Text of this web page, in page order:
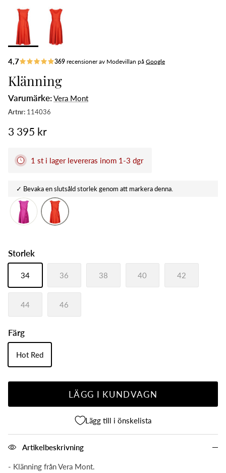
Klänning
Varumärke:Vera Mont
3 395 kr
1 st i lager levereras inom 1-3 dgr
Storlek
34 36 38 40 42
44 46
Färg
Hot Red
LÄGG I KUNDVAGN
Lägg till i önskelista
Artikelbeskrivning
- Klänning från Vera Mont.